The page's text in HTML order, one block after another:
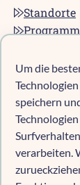
Um die
speichern
verarbeiten.
Standorte
Karriere
Cookie-
Kind